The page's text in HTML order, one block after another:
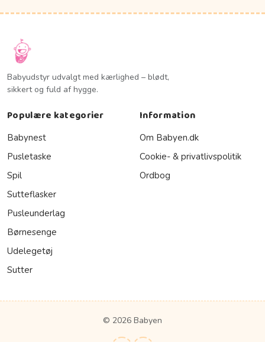
Babyudstyr udvalgt med kærlighed – blødt,
sikkert og fuld af hygge.
Populære kategorier
Babynest
Pusletaske
Spil
Sutteflasker
Pusleunderlag
Børnesenge
Udelegetøj
Sutter
Information
Om Babyen.dk
Cookie- & privatlivspolitik
Ordbog
© 2026 Babyen